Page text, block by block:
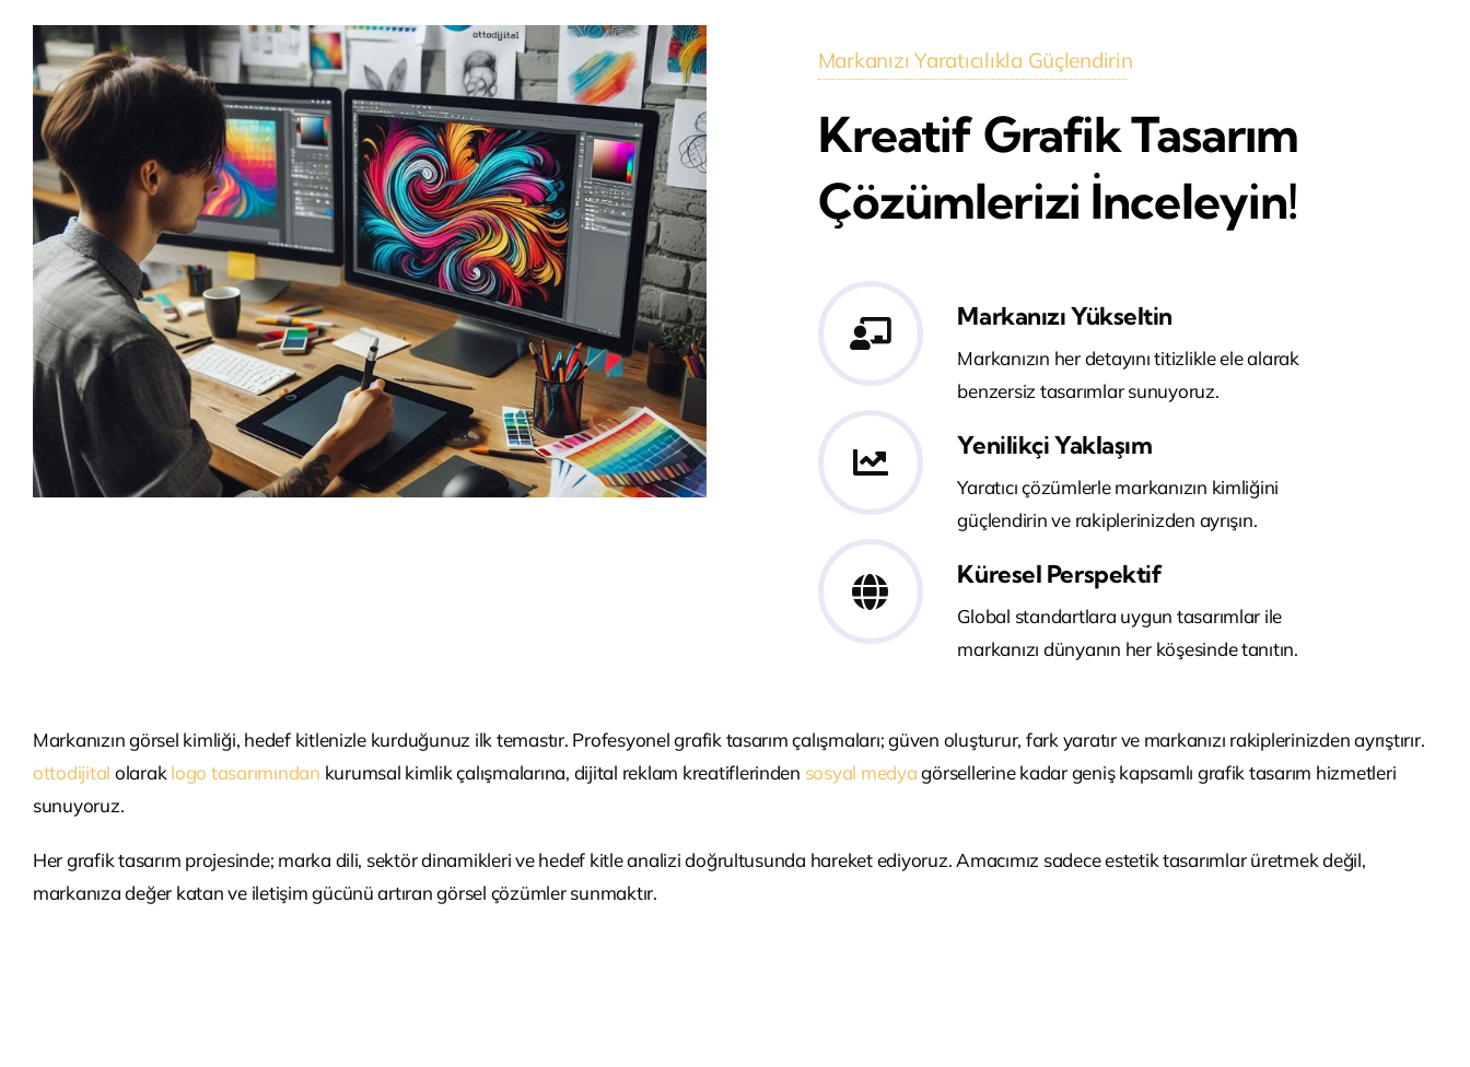
Markanızı Yaratıcılıkla Güçlendirin
Kreatif Grafik Tasarım
Çözümlerizi İnceleyin!
Markanızı Yükseltin
Markanızın her detayını titizlikle ele alarak
benzersiz tasarımlar sunuyoruz.
Yenilikçi Yaklaşım
Yaratıcı çözümlerle markanızın kimliğini
güçlendirin ve rakiplerinizden ayrışın.
Küresel Perspektif
Global standartlara uygun tasarımlar ile
markanızı dünyanın her köşesinde tanıtın.
Markanızın görsel kimliği, hedef kitlenizle kurduğunuz ilk temastır. Profesyonel grafik tasarım çalışmaları; güven oluşturur, fark yaratır ve markanızı rakiplerinizden ayrıştırır.
ottodijital olaraklogo tasarımından kurumsal kimlik çalışmalarına, dijital reklam kreatiflerinden sosyal medyagörsellerine kadar geniş kapsamlı grafik tasarım hizmetleri
sunuyoruz.
Her grafik tasarım projesinde; marka dili, sektör dinamikleri ve hedef kitle analizi doğrultusunda hareket ediyoruz. Amacımız sadece estetik tasarımlar üretmek değil,
markanıza değer katan ve iletişim gücünü artıran görsel çözümler sunmaktır.